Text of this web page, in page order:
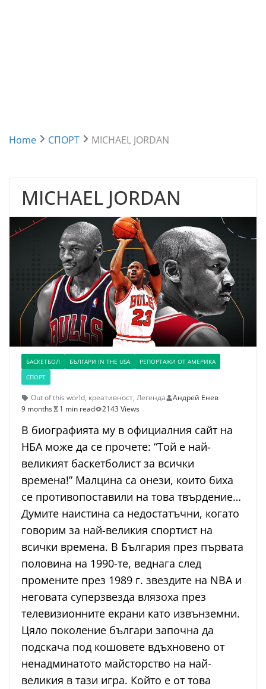
Home СПОРТ MICHAEL JORDAN
MICHAEL JORDAN
БАСКЕТБОЛ БЪЛГАРИ IN THE USA
РЕПОРТАЖИ ОТ АМЕРИКА
СПОРТ
Out of this world, креативност, Легенда
Андрей Енев
9 months
1 min read 2143 Views
В биографията му в официалния сайт на
НБА може да се прочете: “Той е най-
великият баскетболист за всички
времена!” Малцина са онези, които биха
се противопоставили на това твърдение…
Думите наистина са недостатъчни, когато
говорим за най-великия спортист на
всички времена. В България през първата
половина на 1990-те, веднага след
промените през 1989 г. звездите на NBA и
неговата суперзвезда влязоха през
телевизионните екрани като извънземни.
Цяло поколение българи започна да
подскача под кошовете вдъхновено от
ненадминатото майсторство на най-
великия в тази игра. Който е от това